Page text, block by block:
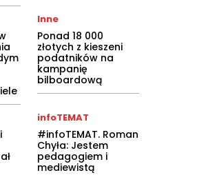
Inne
Ponad 18 000
złotych z kieszeni
podatników na
kampanię
bilboardową
infoTEMAT
#infoTEMAT. Roman
Chyła: Jestem
pedagogiem i
mediewistą